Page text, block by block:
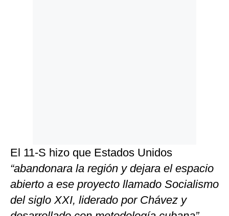
El 11-S hizo que Estados Unidos
“abandonara la región y dejara el espacio
abierto a ese proyecto llamado Socialismo
del siglo XXI, liderado por Chávez y